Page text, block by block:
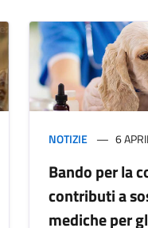
NOTIZIE 6
Bando per la
contributi a
mediche per